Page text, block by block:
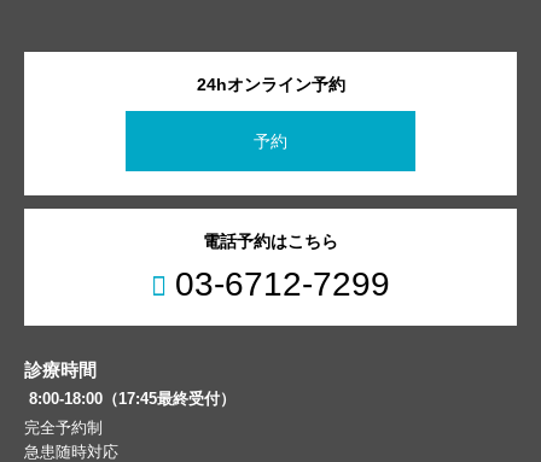
24hオンライン予約
予約
電話予約はこちら
03-6712-7299
診療時間
8:00-18:00（17:45最終受付）
完全予約制
急患随時対応